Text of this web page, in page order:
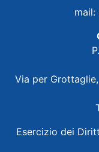
mail:
Via per
Esercizio dei